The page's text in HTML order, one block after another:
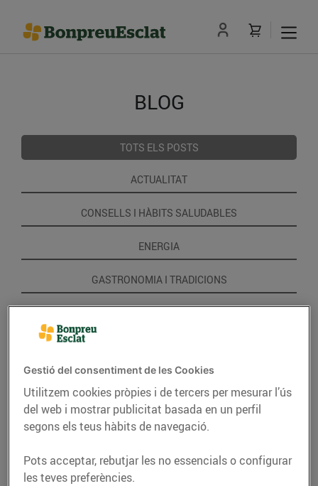
BLOG
TOTS ELS POSTS
ACTUALITAT
CONSELLS I HÀBITS SALUDABLES
ENERGIA
GASTRONOMIA I TRADICIONS
Gestió del consentiment de les Cookies
Utilitzem cookies pròpies i de tercers per mesurar l’ús
del web i mostrar publicitat basada en un perfil
segons els teus hàbits de navegació.
Pots acceptar, rebutjar les no essencials o configurar
les teves preferències.